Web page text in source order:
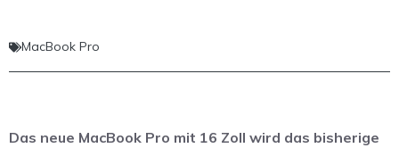
MacBook Pro
Das neue MacBook Pro mit 16 Zoll wird das bisherige